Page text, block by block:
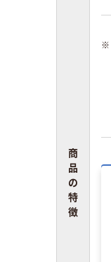
商
品
の
特
徴
※